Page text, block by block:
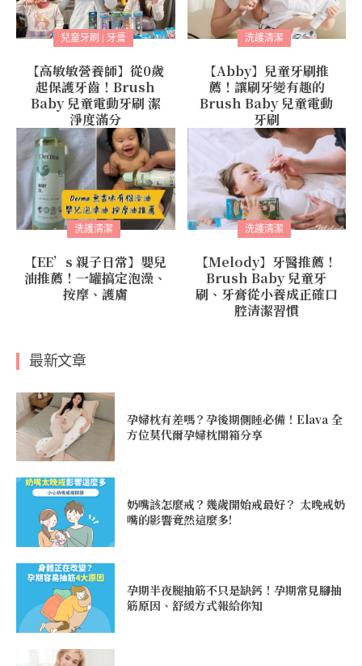
兒童牙刷 | 牙膏
【高敏敏營養師】從0歲
起保護牙齒！Brush
Baby 兒童電動牙刷 潔
淨度滿分
洗護清潔
【Abby】兒童牙刷推
薦！讓刷牙變有趣的
Brush Baby 兒童電動
牙刷
洗護清潔
【EE’s 親子日常】嬰兒
油推薦！一罐搞定泡澡、
按摩、護膚
洗護清潔
【Melody】牙醫推薦！
Brush Baby 兒童牙
刷、牙膏從小養成正確口
腔清潔習慣
最新文章
孕婦枕有差嗎？孕後期側睡必備！Elava 全
方位莫代爾孕婦枕開箱分享
奶嘴該怎麼戒？幾歲開始戒最好？ 太晚戒奶
嘴的影響竟然這麼多!
孕期半夜腿抽筋不只是缺鈣！孕期常見腳抽
筋原因、舒緩方式報給你知